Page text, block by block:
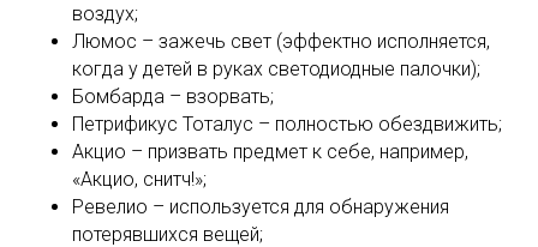
воздух;
Люмос – зажечь свет (эффектно исполняется,
когда у детей в руках светодиодные палочки);
Бомбарда – взорвать;
Петрификус Тоталус – полностью обездвижить;
Акцио – призвать предмет к себе, например,
«Акцио, снитч!»;
Ревелио – используется для обнаружения
потерявшихся вещей;